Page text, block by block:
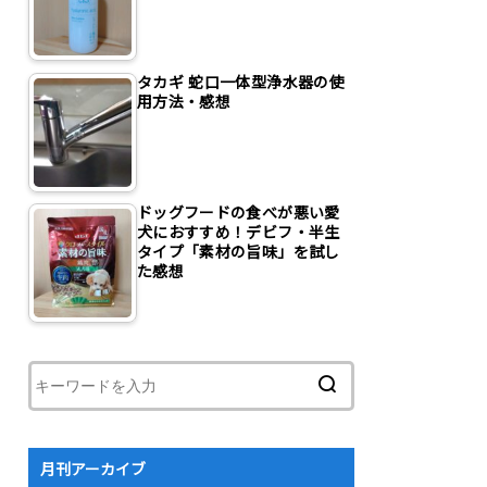
タカギ 蛇口一体型浄水器の使
用方法・感想
ドッグフードの食べが悪い愛
犬におすすめ！デビフ・半生
タイプ「素材の旨味」を試し
た感想
月刊アーカイブ